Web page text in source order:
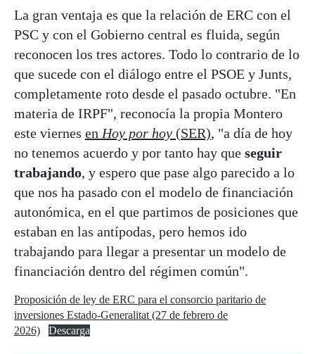
La gran ventaja es que la relación de ERC con el
PSC y con el Gobierno central es fluida, según
reconocen los tres actores. Todo lo contrario de lo
que sucede con el diálogo entre el PSOE y Junts,
completamente roto desde el pasado octubre. "En
materia de IRPF", reconocía la propia Montero
este viernes en Hoy por hoy (SER), "a día de hoy
no tenemos acuerdo y por tanto hay que seguir
trabajando, y espero que pase algo parecido a lo
que nos ha pasado con el modelo de financiación
autonómica, en el que partimos de posiciones que
estaban en las antípodas, pero hemos ido
trabajando para llegar a presentar un modelo de
financiación dentro del régimen común".
Proposición de ley de ERC para el consorcio paritario de
inversiones Estado-Generalitat (27 de febrero de
2026)
Descarga